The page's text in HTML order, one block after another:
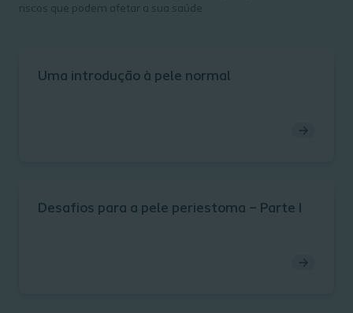
riscos que podem afetar a sua saúde
Uma introdução à pele normal
Desafios para a pele periestoma – Parte I